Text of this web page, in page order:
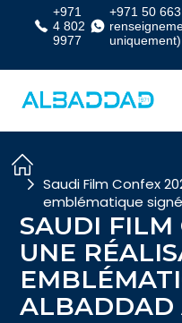
+971
4 802
9977
+971 50
uniquement)
Saudi Film Confex
emblématique
SAUDI FILM
UNE
ALBADDAD